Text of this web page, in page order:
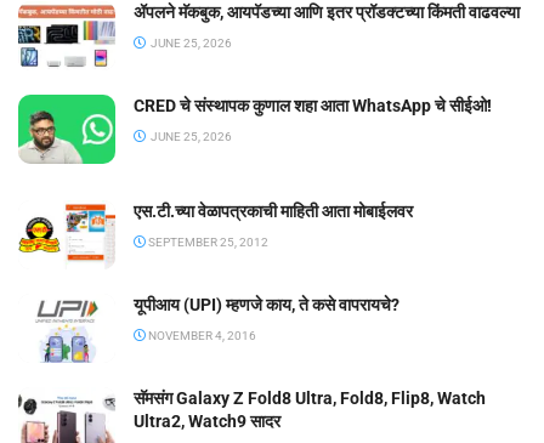
ॲपलने मॅकबुक, आयपॅडच्या आणि इतर प्रॉडक्टच्या किंमती वाढवल्या
JUNE 25, 2026
CRED चे संस्थापक कुणाल शहा आता WhatsApp चे सीईओ!
JUNE 25, 2026
एस.टी.च्या वेळापत्रकाची माहिती आता मोबाईलवर
SEPTEMBER 25, 2012
यूपीआय (UPI) म्हणजे काय, ते कसे वापरायचे?
NOVEMBER 4, 2016
सॅमसंग Galaxy Z Fold8 Ultra, Fold8, Flip8, Watch
Ultra2, Watch9 सादर